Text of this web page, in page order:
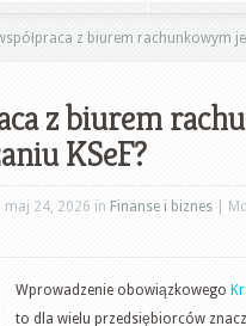
z biurem rachunkowym
z biurem
KSeF?
maj 24, 2026 in Finanse i biznes
Wprowadzenie obowiązkowego
to dla wielu przedsiębiorców